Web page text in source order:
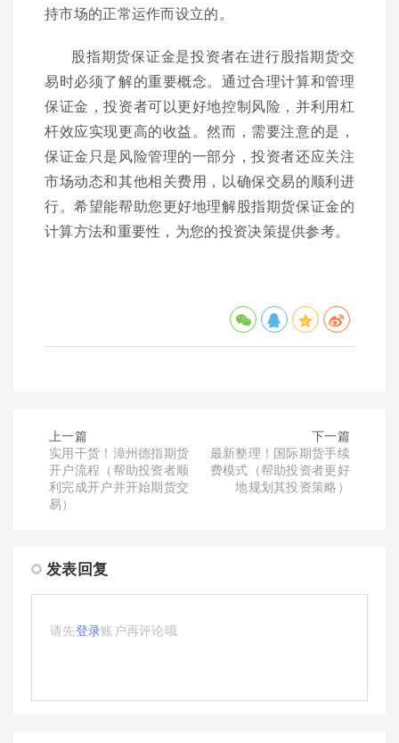
持市场的正常运作而设立的。
股指期货保证金是投资者在进行股指期货交
易时必须了解的重要概念。通过合理计算和管理
保证金，投资者可以更好地控制风险，并利用杠
杆效应实现更高的收益。然而，需要注意的是，
保证金只是风险管理的一部分，投资者还应关注
市场动态和其他相关费用，以确保交易的顺利进
行。希望能帮助您更好地理解股指期货保证金的
计算方法和重要性，为您的投资决策提供参考。
上一篇
实用干货！漳州德指期货
开户流程（帮助投资者顺
利完成开户并开始期货交
易）
下一篇
最新整理！国际期货手续
费模式（帮助投资者更好
地规划其投资策略）
发表回复
请先登录账户再评论哦